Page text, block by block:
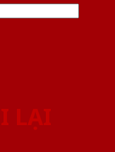
LẠI